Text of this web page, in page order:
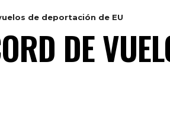
de deportación de EU
DE